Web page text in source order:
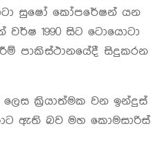
සුෂෝ කෝපරේෂන් යන
වර්ෂ 1990 සිට ටොයොටා
පාකිස්ථානයේදී සිදුකරන
ලෙස ක්‍රියාත්මක වන ඉන්දුස්
ඇති බව මහ කොමසාරිස්